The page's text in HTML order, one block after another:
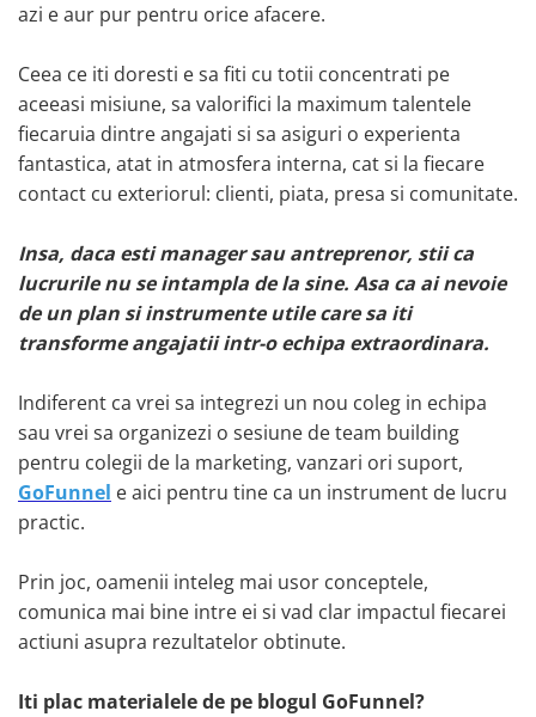
azi e aur pur pentru orice afacere.
Ceea ce iti doresti e sa fiti cu totii concentrati pe
aceeasi misiune, sa valorifici la maximum talentele
fiecaruia dintre angajati si sa asiguri o experienta
fantastica, atat in atmosfera interna, cat si la fiecare
contact cu exteriorul: clienti, piata, presa si comunitate.
Insa, daca esti manager sau antreprenor, stii ca
lucrurile nu se intampla de la sine. Asa ca ai nevoie
de un plan si instrumente utile care sa iti
transforme angajatii intr-o echipa extraordinara.
Indiferent ca vrei sa integrezi un nou coleg in echipa
sau vrei sa organizezi o sesiune de team building
pentru colegii de la marketing, vanzari ori suport,
GoFunnel e aici pentru tine ca un instrument de lucru
practic.
Prin joc, oamenii inteleg mai usor conceptele,
comunica mai bine intre ei si vad clar impactul fiecarei
actiuni asupra rezultatelor obtinute.
Iti plac materialele de pe blogul GoFunnel?